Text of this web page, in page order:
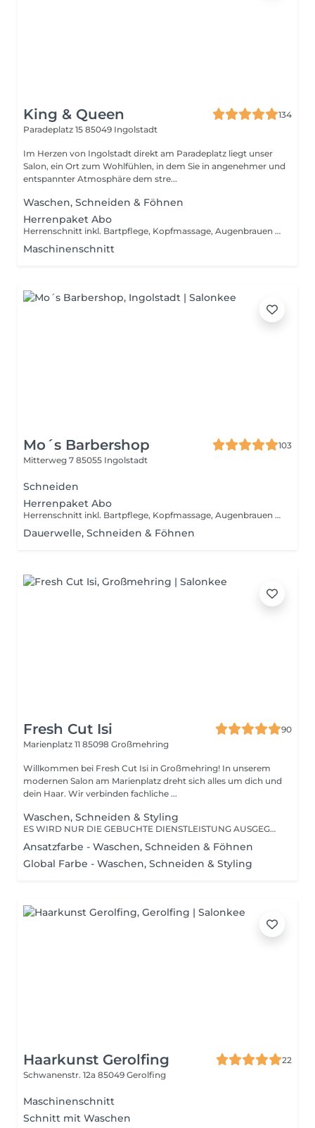
King & Queen
134
Paradeplatz 15 85049 Ingolstadt
Im Herzen von Ingolstadt direkt am Paradeplatz liegt unser
Salon, ein Ort zum Wohlfühlen, in dem Sie in angenehmer und
entspannter Atmosphäre dem stre...
Waschen, Schneiden & Föhnen
Herrenpaket Abo
Herrenschnitt inkl. Bartpflege, Kopfmassage, Augenbrauen zupfen, Wachsbehandlung Nasen- und Ohrenhaare
Maschinenschnitt
Mo´s Barbershop
103
Mitterweg 7 85055 Ingolstadt
Schneiden
Herrenpaket Abo
Herrenschnitt inkl. Bartpflege, Kopfmassage, Augenbrauen zupfen, Wachsbehandlung Nasen- und Ohrenhaare
Dauerwelle, Schneiden & Föhnen
Fresh Cut Isi
90
Marienplatz 11 85098 Großmehring
Willkommen bei Fresh Cut Isi in Großmehring! In unserem
modernen Salon am Marienplatz dreht sich alles um dich und
dein Haar. Wir verbinden fachliche ...
Waschen, Schneiden & Styling
ES WIRD NUR DIE GEBUCHTE DIENSTLEISTUNG AUSGEGÜHRT !
Ansatzfarbe - Waschen, Schneiden & Föhnen
Global Farbe - Waschen, Schneiden & Styling
Haarkunst Gerolfing
22
Schwanenstr. 12a 85049 Gerolfing
Maschinenschnitt
Schnitt mit Waschen